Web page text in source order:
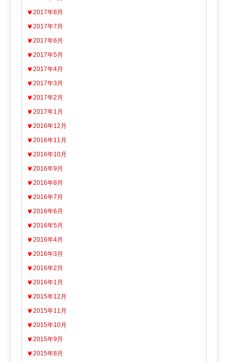
2017年8月
2017年7月
2017年6月
2017年5月
2017年4月
2017年3月
2017年2月
2017年1月
2016年12月
2016年11月
2016年10月
2016年9月
2016年8月
2016年7月
2016年6月
2016年5月
2016年4月
2016年3月
2016年2月
2016年1月
2015年12月
2015年11月
2015年10月
2015年9月
2015年8月